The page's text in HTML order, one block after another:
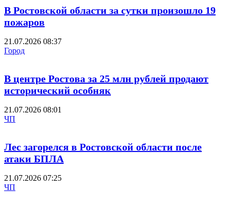
В Ростовской области за сутки произошло 19
пожаров
21.07.2026 08:37
Город
В центре Ростова за 25 млн рублей продают
исторический особняк
21.07.2026 08:01
ЧП
Лес загорелся в Ростовской области после
атаки БПЛА
21.07.2026 07:25
ЧП